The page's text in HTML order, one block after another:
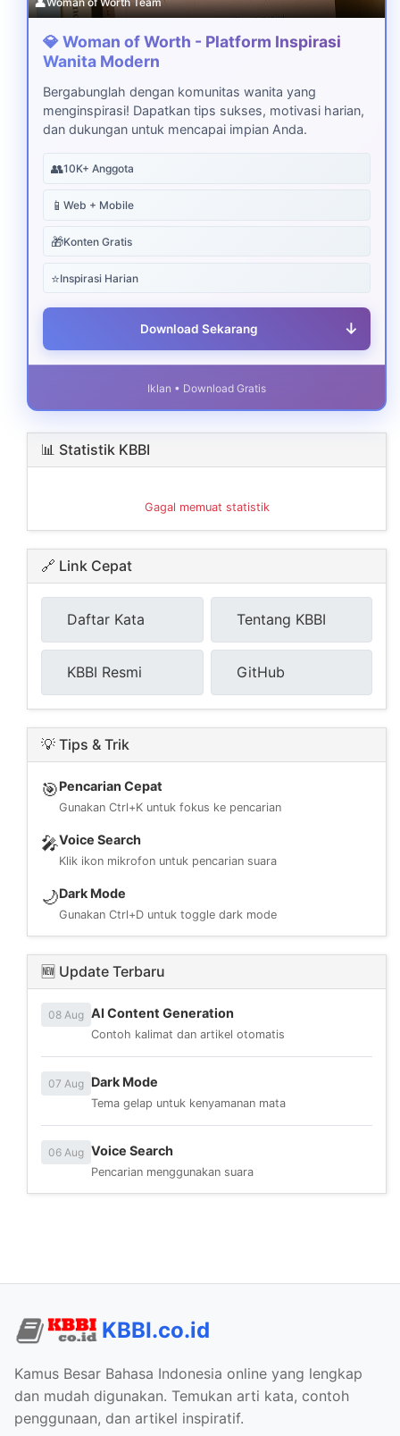
💎 Woman of Worth - Platform Inspirasi
Wanita Modern
Bergabunglah dengan komunitas wanita yang
menginspirasi! Dapatkan tips sukses, motivasi harian,
dan dukungan untuk mencapai impian Anda.
👥10K+ Anggota
📱 Web + Mobile
🎁Konten Gratis
⭐Inspirasi Harian
Download Sekarang ↓
Iklan • Download Gratis
📊 Statistik KBBI
Gagal memuat statistik
🔗 Link Cepat
Daftar Kata Tentang KBBI
KBBI Resmi GitHub
💡 Tips & Trik
🎯Pencarian Cepat
Gunakan Ctrl+K untuk fokus ke pencarian
🎤Voice Search
Klik ikon mikrofon untuk pencarian suara
🌙Dark Mode
Gunakan Ctrl+D untuk toggle dark mode
🆕 Update Terbaru
08 Aug AI Content Generation
Contoh kalimat dan artikel otomatis
07 Aug Dark Mode
Tema gelap untuk kenyamanan mata
06 Aug Voice Search
Pencarian menggunakan suara
KBBI.co.id
Kamus Besar Bahasa Indonesia online yang lengkap
dan mudah digunakan. Temukan arti kata, contoh
penggunaan, dan artikel inspiratif.